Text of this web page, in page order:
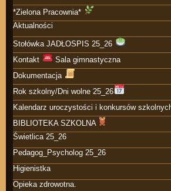
*Zielona Pracownia*
Aktualności
Stołówka JADŁOSPIS 25_26
Kontakt
Sala gimnastyczna
Dokumentacja
Rok szkolny/Dni wolne 25_26
Kalendarz uroczystości i konkursów
BIBLIOTEKA SZKOLNA
Świetlica 25_26
Pedagog_Psycholog 25_26
Higienistka
Opieka zdrowotna.